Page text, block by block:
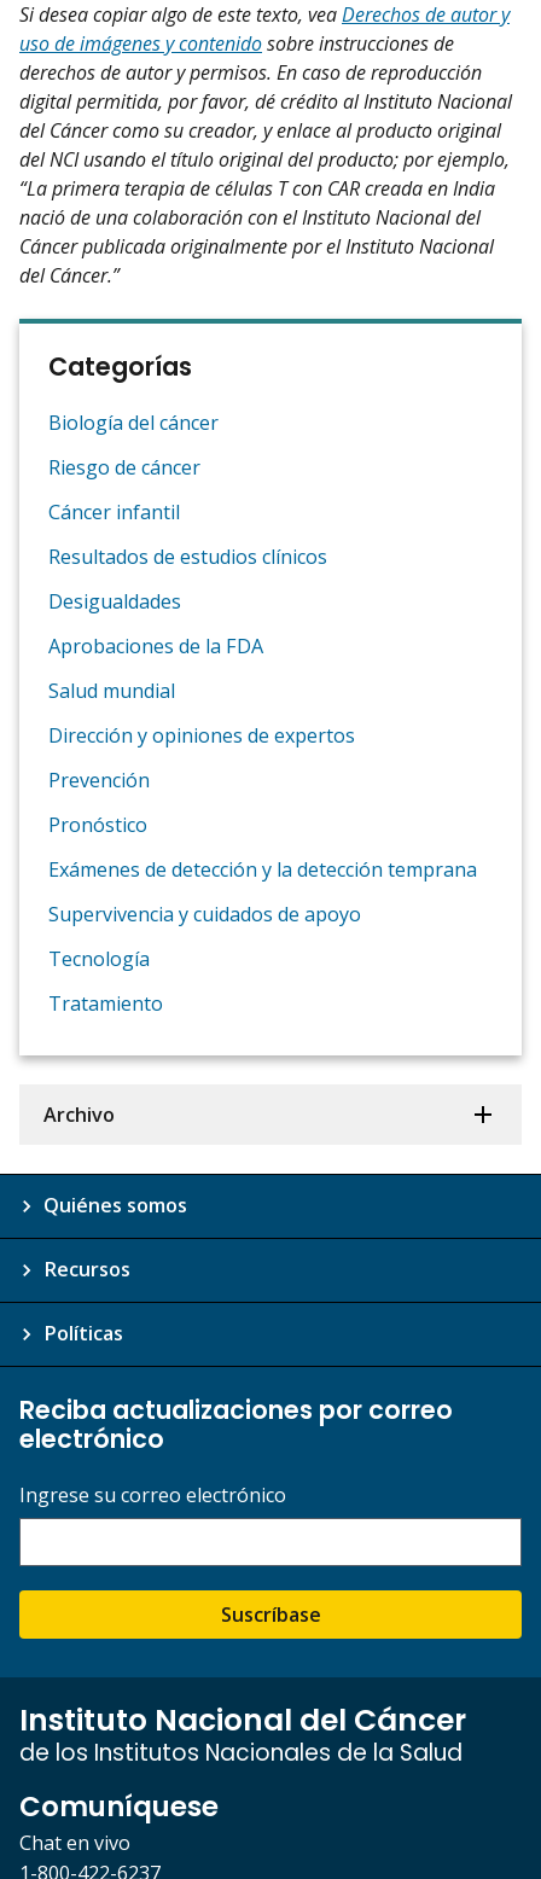
Si desea copiar algo de este texto, veaDerechos de autor y
uso de imágenes y contenidosobre instrucciones de
derechos de autor y permisos. En caso de reproducción
digital permitida, por favor, dé crédito al Instituto Nacional
del Cáncer como su creador, y enlace al producto original
del NCI usando el título original del producto; por ejemplo,
“La primera terapia de células T con CAR creada en India
nació de una colaboración con el Instituto Nacional del
Cáncer publicada originalmente por el Instituto Nacional
del Cáncer.”
Categorías
Biología del cáncer
Riesgo de cáncer
Cáncer infantil
Resultados de estudios clínicos
Desigualdades
Aprobaciones de la FDA
Salud mundial
Dirección y opiniones de expertos
Prevención
Pronóstico
Exámenes de detección y la detección temprana
Supervivencia y cuidados de apoyo
Tecnología
Tratamiento
Archivo
Quiénes somos
Recursos
Políticas
Reciba actualizaciones por correo
electrónico
Ingrese su correo electrónico
Suscríbase
Instituto Nacional del Cáncer
de los Institutos Nacionales de la Salud
Comuníquese
Chat en vivo
1-800-422-6237